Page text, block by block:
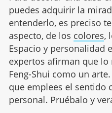
puedes adquirir la
entenderlo, es preciso
aspecto, de los colores,
Espacio y personalidad
expertos afirman que lo
Feng-Shui como un
que emplees el sentido
personal. Pruébalo y